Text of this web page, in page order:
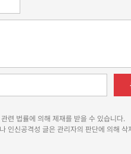
련 법률에 의해 제재를 받을 수 있습니다.
인신공격성 글은 관리자의 판단에 의해 삭